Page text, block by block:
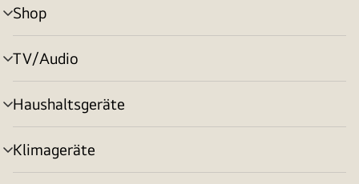
Shop
Menü
umschalten
TV/Audio
Menü
umschalten
Haushaltsgeräte
Menü
umschalten
Klimageräte
Menü
umschalten